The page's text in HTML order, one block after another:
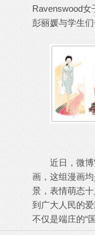
Ravenswood女
彭丽媛与学生
近日，微博“
画，这组漫画
景，表情萌态
到广大人民的
不仅是端庄的“